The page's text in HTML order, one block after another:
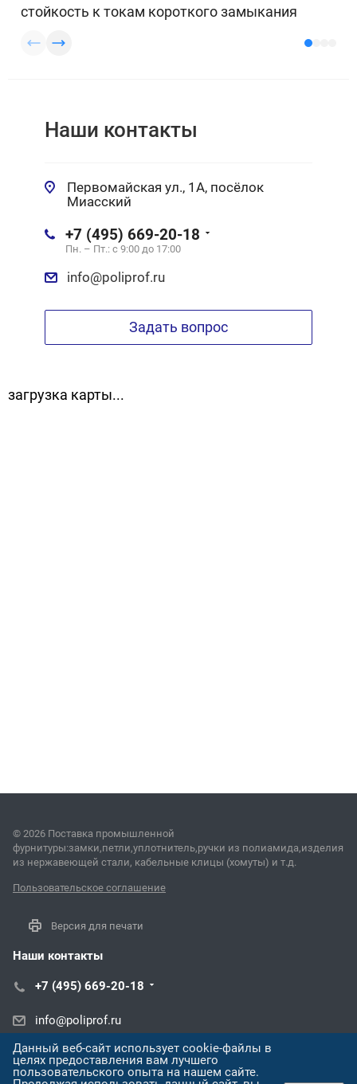
стойкость к токам короткого замыкания
Наши контакты
Первомайская ул., 1А, посёлок
Миасский
+7 (495) 669-20-18
Пн. – Пт.: с 9:00 до 17:00
info@poliprof.ru
Задать вопрос
загрузка карты...
© 2026 Поставка промышленной
фурнитуры:замки,петли,уплотнитель,ручки из полиамида,изделия
из нержавеющей стали, кабельные клицы (хомуты) и т.д.
Пользовательское соглашение
Версия для печати
Наши контакты
+7 (495) 669-20-18
info@poliprof.ru
Первомайская ул., 1А, посёлок Миасский
Данный веб-сайт использует cookie-файлы в
целях предоставления вам лучшего
пользовательского опыта на нашем сайте.